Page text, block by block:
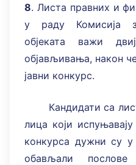
8. Листа правних и
у раду Комисија
објеката важи
објављивања, након
јавни конкурс.
Кандидати са
лица који
конкурса дужни су
обављали послове